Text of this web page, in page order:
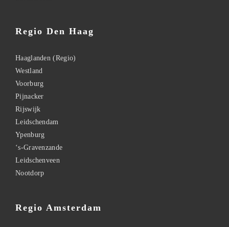
Regio Den Haag
Haaglanden (Regio)
Westland
Voorburg
Pijnacker
Rijswijk
Leidschendam
Ypenburg
‘s-Gravenzande
Leidschenveen
Nootdorp
Regio Amsterdam